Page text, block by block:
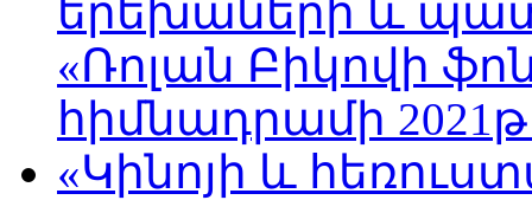
երեխաների և
«Ռոլան Բիկովի
հիմնադրամի
«Կինոյի և